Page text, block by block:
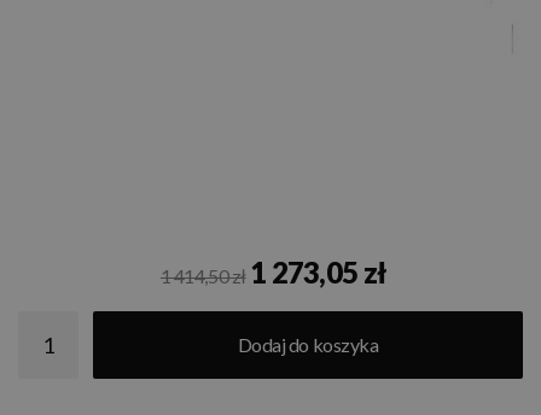
1 414,50 zł 1 273,05 zł
Dodaj do koszyka